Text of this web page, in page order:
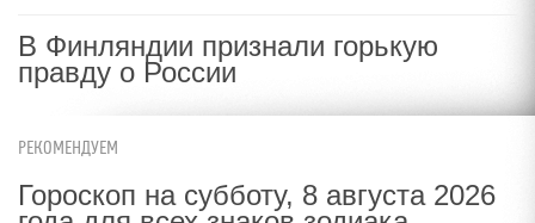
В Финляндии признали горькую
правду о России
РЕКОМЕНДУЕМ
Гороскоп на субботу, 8 августа 2026